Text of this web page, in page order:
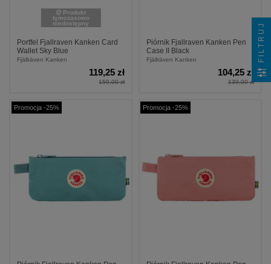
Produkt
tymczasowo
niedostępny
Portfel Fjallraven Kanken Card
Wallet Sky Blue
Fjällräven Kanken
119,25 zł
159,00 zł
Piórnik Fjallraven Kanken Pen
Case II Black
Fjällräven Kanken
104,25 zł
139,00 zł
Promocja -25% Promocja -25%
FILTRUJ